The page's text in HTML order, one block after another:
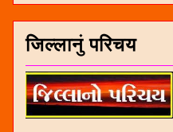
जिल्लानुं परिचय